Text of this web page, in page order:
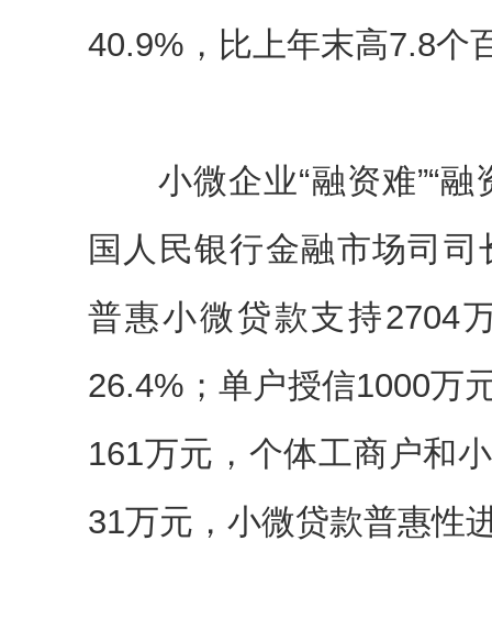
40.9%，比上年末高7.8个
小微企业“融资难”“融
国人民银行金融市场司
普惠小微贷款支持2704
26.4%；单户授信1000万
161万元，个体工商户和
31万元，小微贷款普惠性